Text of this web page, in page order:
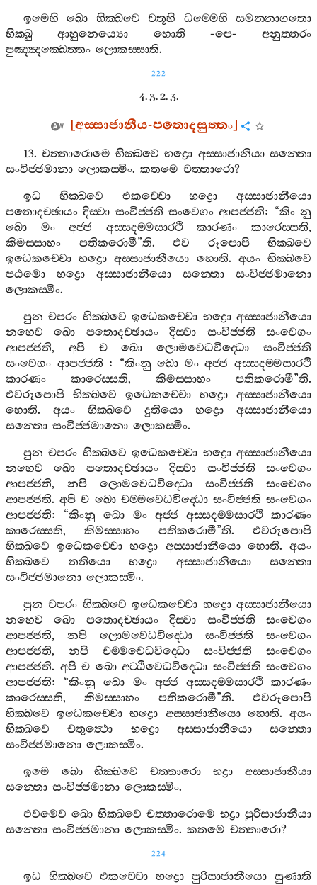
ඉමෙහි ඛො භික‍්ඛවෙ චතූහි ධම‍්මෙහි
සමන‍්නාගතො
භික‍්ඛු
ආහුනෙය්‍යො හොති -පෙ- අනුත‍්තරං
පුඤ‍්ඤක‍්ඛෙත‍්තං ලොකස‍්සාති.
222
4. 3. 2. 3.
[අස‍්සාජානීය-පතොදසුත‍්තං]
13. චත‍්තාරොමෙ භික‍්ඛවෙ භද්‍රො අස‍්සාජානීයා සන‍්තො
සංවිජ‍්ජමානා ලොකස‍්මිං. කතමෙ චත‍්තාරො?
ඉධ
භික‍්ඛවෙ එකච‍්චො භද්‍රො
අස‍්සාජානීයො
පතොදච‍්ඡායං දිස‍්වා සංවිජ‍්ජති සංවෙගං ආපජ‍්ජති: “කිං නු
ඛො
මං අජ‍්ජ අස‍්සදම‍්මසාරථි කාරණං කාරෙස‍්සති,
කිමස‍්සාහං
පතිකරොමී”ති. එව රූපොපි
භික‍්ඛවෙ
ඉධෙකච‍්චො භද්‍රො අස‍්සාජානීයො හොති. අයං භික‍්ඛවෙ
පඨමො
භද්‍රො අස‍්සාජානීයො සන‍්තො
සංවිජ‍්ජමානො
ලොකස‍්මිං.
පුන චපරං භික‍්ඛවෙ ඉධෙකච‍්චො භද්‍රො අස‍්සාජානීයො
නහෙව
ඛො පතොදච‍්ඡායං දිස‍්වා සංවිජ‍්ජති
සංවෙගං
ආපජ‍්ජති, අපි ච ඛො ලොමවෙධවිද‍්ධො
සංවිජ‍්ජති
සංවෙගං ආපජ‍්ජති : “කිංනු ඛො මං අජ‍්ජ අස‍්සදම‍්මසාරථි
කාරණං
කාරෙස‍්සති, කිමස‍්සාහං පතිකරොමී”ති.
එවරූපොපි
භික‍්ඛවෙ ඉධෙකච‍්චො භද්‍රො
අස‍්සාජානීයො
හොති. අයං භික‍්ඛවෙ දුතියො භද්‍රො
අස‍්සාජානීයො
සන‍්තො සංවිජ‍්ජමානො ලොකස‍්මිං.
පුන චපරං භික‍්ඛවෙ ඉධෙකච‍්චො භද්‍රො අස‍්සාජානීයො
නහෙව
ඛො පතොදච‍්ඡායං දිස‍්වා සංවිජ‍්ජති
සංවෙගං
ආපජ‍්ජති, නපි ලොමවෙධවිද‍්ධො සංවිජ‍්ජති
සංවෙගං
ආපජ‍්ජති.අපි ච ඛො චම‍්මවෙධවිද‍්ධො සංවිජ‍්ජති සංවෙගං
ආපජ‍්ජති: “කිංනු ඛො මං අජ‍්ජ අස‍්සදම‍්මසාරථි කාරණං
කාරෙස‍්සති,කිමස‍්සාහං පතිකරොමී”ති.එවරූපොපි
භික‍්ඛවෙ ඉධෙකච‍්චො භද්‍රො අස‍්සාජානීයො හොති.අයං
භික‍්ඛවෙ
තතියො භද්‍රො අස‍්සාජානීයො
සන‍්තො
සංවිජ‍්ජමානො ලොකස‍්මිං.
පුන චපරං භික‍්ඛවෙ ඉධෙකච‍්චො භද්‍රො අස‍්සාජානීයො
නහෙව
ඛො පතොදච‍්ඡායං දිස‍්වා සංවිජ‍්ජති
සංවෙගං
ආපජ‍්ජති, නපි ලොමවෙධවිද‍්ධො සංවිජ‍්ජති
සංවෙගං
ආපජ‍්ජති, නපි චම‍්මවෙධවිද‍්ධො සංවිජ‍්ජති
සංවෙගං
ආපජ‍්ජති. අපි ච ඛො අට‍්ඨිවෙධවිද‍්ධො සංවිජ‍්ජති සංවෙගං
ආපජ‍්ජති: “කිංනු ඛො මං අජ‍්ජ අස‍්සදම‍්මසාරථි කාරණං
කාරෙස‍්සති,කිමස‍්සාහං පතිකරොමී”ති.එවරූපොපි
භික‍්ඛවෙ ඉධෙකච‍්චො භද්‍රො අස‍්සාජානීයො හොති.අයං
භික‍්ඛවෙ
චතුත්‍ථො භද්‍රො අස‍්සාජානීයො
සන‍්තො
සංවිජ‍්ජමානො ලොකස‍්මිං.
ඉමෙ
ඛො භික‍්ඛවෙ චත‍්තාරො භද්‍රා
අස‍්සාජානීයා
සන‍්තො සංවිජ‍්ජමානා ලොකස‍්මිං.
එවමෙව ඛො භික‍්ඛවෙ චත‍්තාරොමෙ භද්‍රා පුරිසාජානීයා
සන‍්තො සංවිජ‍්ජමානා ලොකස‍්මිං. කතමෙ චත‍්තාරො?
224
ඉධ භික‍්ඛවෙ එකච‍්චො භද්‍රො පුරිසාජානීයො සුණාති